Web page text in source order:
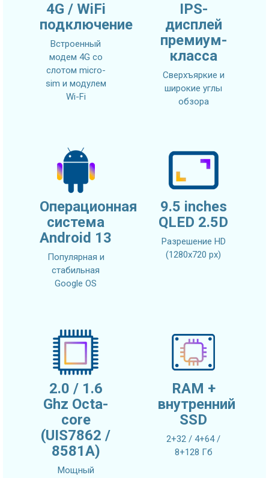
4G / WiFi
подключение
Встроенный
модем 4G со
слотом micro-
sim и модулем
Wi-Fi
IPS-
дисплей
премиум-
класса
Сверхъяркие и
широкие углы
обзора
Операционная
система
Android 13
Популярная и
стабильная
Google OS
9.5 inches
QLED 2.5D
Разрешение HD
(1280х720 px)
2.0 / 1.6
Ghz Octa-
core
(UIS7862 /
8581A)
Мощный
RAM +
внутренний
SSD
2+32 / 4+64 /
8+128 Гб